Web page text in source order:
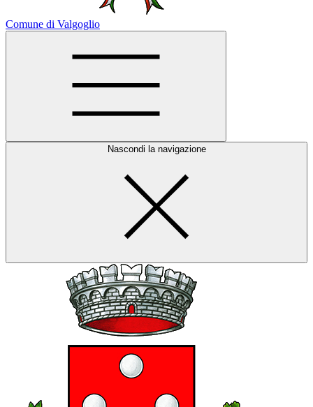
Comune di Valgoglio
Nascondi la navigazione